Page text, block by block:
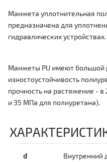
Манжета уплотнительная
предназначена для
гидравлических устройствах.
Манжеты PU имеют большой
изностоустойчивость
прочность на растяжение -
и 35 МПа для полиуретана).
d Внутренний